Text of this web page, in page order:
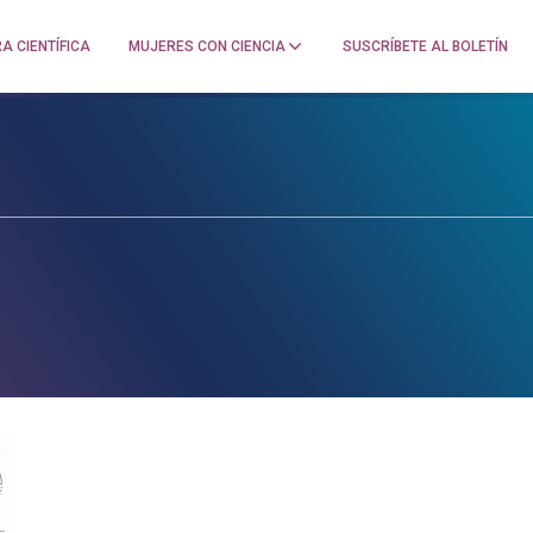
CIENTÍFICA MUJERES CON CIENCIA SUSCRÍBETE AL BOLETÍN